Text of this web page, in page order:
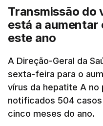
Transmissão do
está a
este ano
A Direção-Geral da
sexta-feira para o
vírus da hepatite A no
notificados 504
cinco meses do ano.